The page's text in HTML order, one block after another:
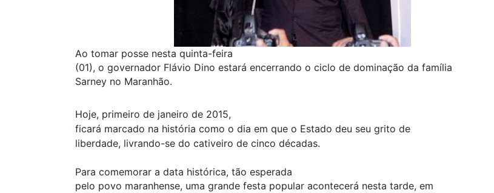
Ao tomar posse nesta quinta-feira
(01), o governador Flávio Dino estará encerrando o ciclo de dominação da família
Sarney no Maranhão.
Hoje, primeiro de janeiro de 2015,
ficará marcado na história como o dia em que o Estado deu seu grito de
liberdade, livrando-se do cativeiro de cinco décadas.
Para comemorar a data histórica, tão esperada
pelo povo maranhense, uma grande festa popular acontecerá nesta tarde, em